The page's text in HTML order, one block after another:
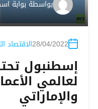
بواسطة بوابة
28/04/2022الاقتصاد
إسطنبول
لعالمي
والإماراتي